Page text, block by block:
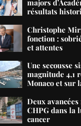
majors
résultats
Christophe
fonction :
et attentes
Une secousse
magnitude 4,1
Monaco et sur
Deux
CHPG dans la
cancer